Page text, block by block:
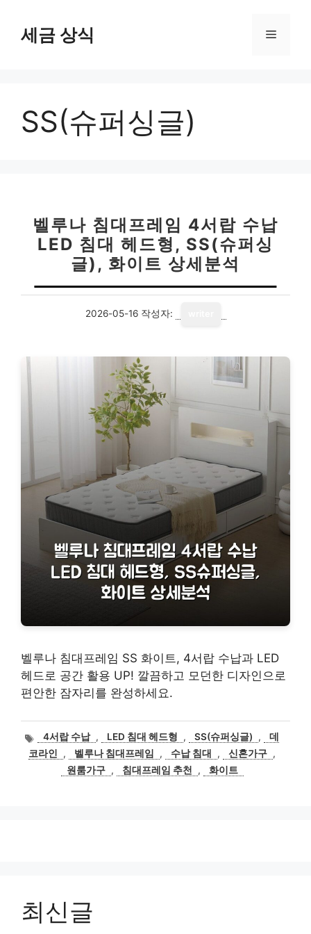
세금 상식 메
SS(슈퍼싱글)
벨루나 침대프레임 4서랍 수납
LED 침대 헤드형, SS(슈퍼싱
글), 화이트 상세분석
2026-05-16 작성자:
벨루나 침대프레임 SS 화이트, 4서랍 수납과 LED
헤드로 공간 활용 UP! 깔끔하고 모던한 디자인으로
편안한 잠자리를 완성하세요.
태
그
4서랍 수납 , LED 침대 헤드형 , SS(슈퍼싱글) ,
데
코라인
, 벨루나 침대프레임 , 수납 침대 , 신혼가구 ,
원룸가구 , 침대프레임 추천 , 화이트
최신글